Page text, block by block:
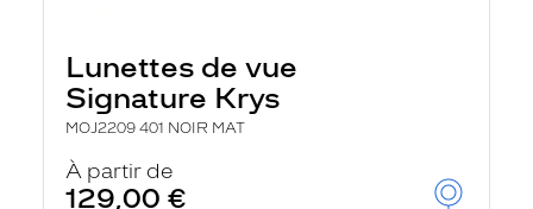
Lunettes de vue
Signature Krys
MOJ2209 401 NOIR MAT
À partir de
129,00 €